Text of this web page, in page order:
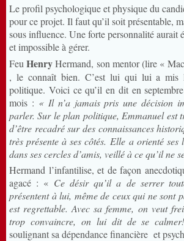
Le profil psychologique et physique du
pour ce projet. Il faut qu’il soit présentable,
sous influence. Une forte personnalité aurait
et impossible à gérer.
Feu HenryHermand, son mentor (lire «
, le connaît bien. C’est lui qui lui a mis
politique. Voici ce qu’il en dit en
mois : « Il n’a jamais pris une décision
parler. Sur le plan politique, Emmanuel est
d’être recadré sur des connaissances
très présente à ses côtés. Elle a orienté
dans ses cercles d’amis, veillé à ce qu’il ne
Hermand l’infantilise, et de façon
agacé : « Ce désir qu’il a de serrer
présentent à lui, même de ceux qui ne sont
est regrettable. Avec sa femme, on veut
trop convaincre, on lui dit de se calmer!
soulignant sa dépendance financière et